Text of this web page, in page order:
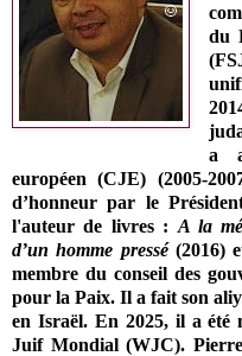
du
a
européen (CJE) (2005-
d’honneur par le
l'auteur de livres : A la
d’un homme pressé(2016)
membre du conseil des
pour la Paix. Il a fait son
en Israël. En 2025, il a été
Juif Mondial (WJC).